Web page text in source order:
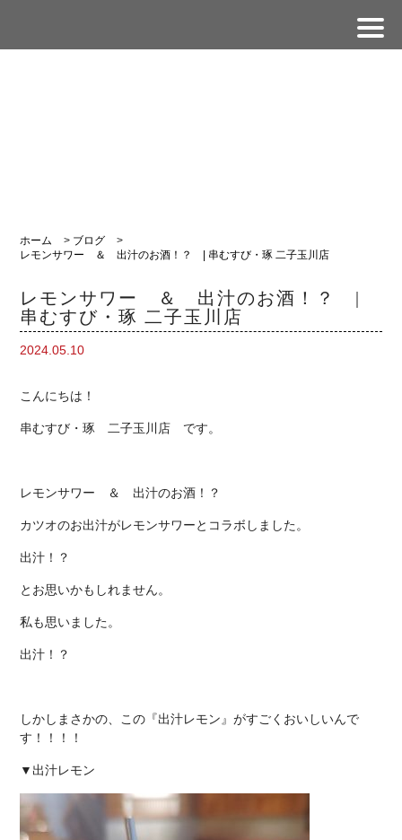
ホーム > ブログ
>
レモンサワー ＆ 出汁のお酒！？ | 串むすび・琢 二子玉川店
レモンサワー ＆ 出汁のお酒！？ |
串むすび・琢 二子玉川店
2024.05.10
こんにちは！
串むすび・琢 二子玉川店 です。
レモンサワー ＆ 出汁のお酒！？
カツオのお出汁がレモンサワーとコラボしました。
出汁！？
とお思いかもしれません。
私も思いました。
出汁！？
しかしまさかの、この『出汁レモン』がすごくおいしいんで
す！！！！
▼出汁レモン